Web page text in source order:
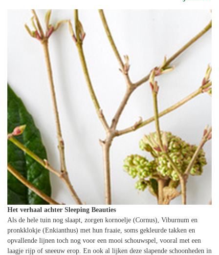
Het verhaal achter Sleeping Beauties
Als de hele tuin nog slaapt, zorgen kornoelje (Cornus), Viburnum en
pronkklokje (Enkianthus) met hun fraaie, soms gekleurde takken en
opvallende lijnen toch nog voor een mooi schouwspel, vooral met een
laagje rijp of sneeuw erop. En ook al lijken deze slapende schoonheden in